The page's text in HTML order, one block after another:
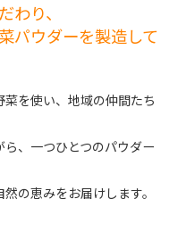
わり、
パウダーを製造して
を使い、地域の仲間たち
、一つひとつのパウダー
の恵みをお届けします。